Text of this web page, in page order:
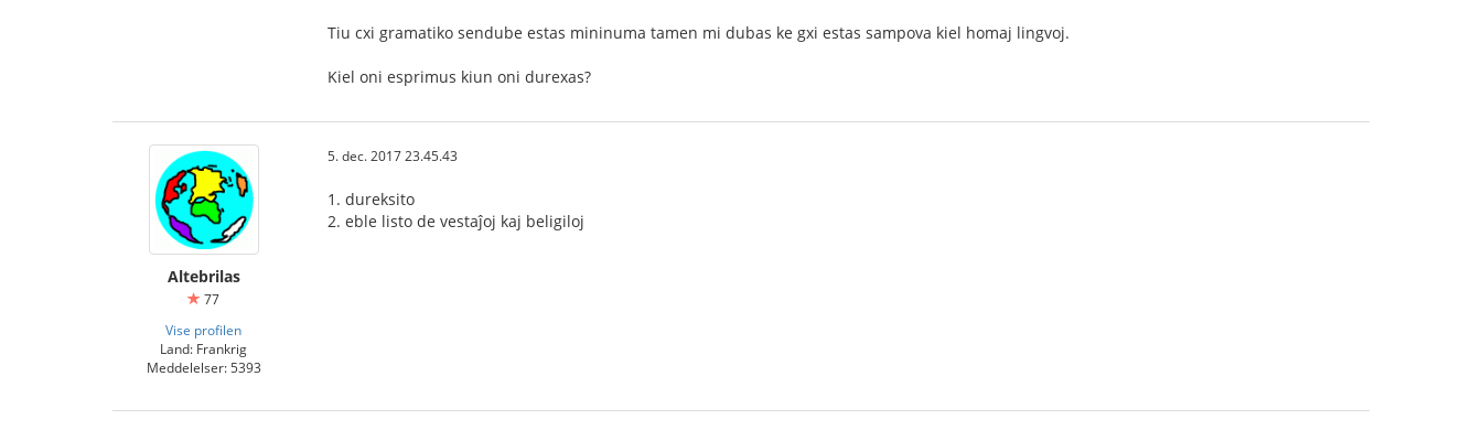
Tiu cxi gramatiko sendube estas mininuma tamen mi dubas ke gxi estas sampova kiel homaj lingvoj.
Kiel oni esprimus kiun oni durexas?
Altebrilas
77
Vise profilen
Land: Frankrig
Meddelelser: 5393
5. dec. 2017 23.45.43
1. dureksito
2. eble listo de vestaĵoj kaj beligiloj